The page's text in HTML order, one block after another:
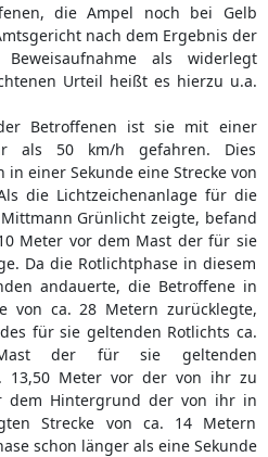
die Ampel noch bei Gelb
nach dem Ergebnis der
als widerlegt
Urteil heißt es hierzu u.a.
Betroffenen ist sie mit einer
als 50 km/h gefahren. Dies
in einer Sekunde eine Strecke von
die Lichtzeichenanlage für die
Grünlicht zeigte, befand
Meter vor dem Mast der für sie
Da die Rotlichtphase in diesem
andauerte, die Betroffene in
von ca. 28 Metern zurücklegte,
für sie geltenden Rotlichts ca.
der für sie geltenden
13,50 Meter vor der von ihr zu
dem Hintergrund der von ihr in
Strecke von ca. 14 Metern
schon länger als eine Sekunde